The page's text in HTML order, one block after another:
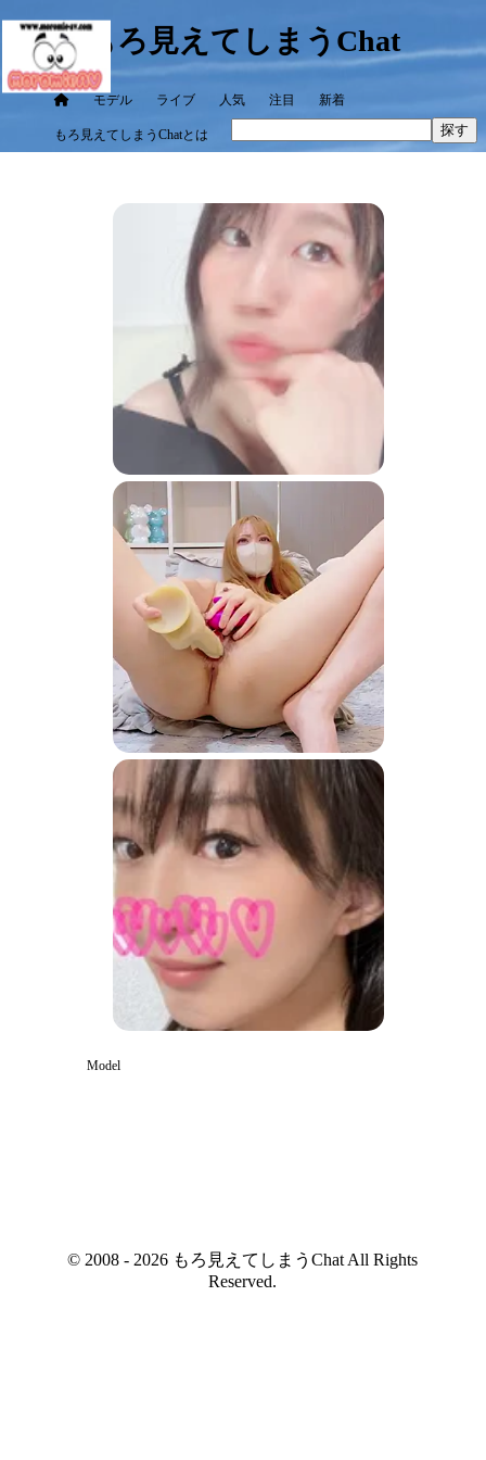
もろ見えてしまうChat
モデル ライブ 人気 注目 新着
もろ見えてしまうChatとは 探す
Model
© 2008 - 2026 もろ見えてしまうChat All Rights
Reserved.